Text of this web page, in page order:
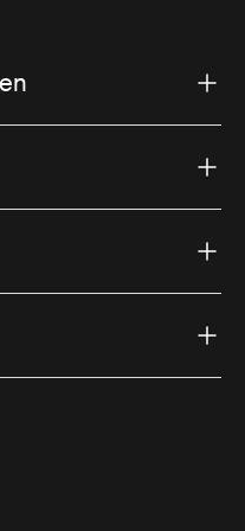
(external link)
(external link)
Youtube (external